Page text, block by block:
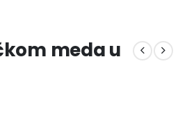
meda u